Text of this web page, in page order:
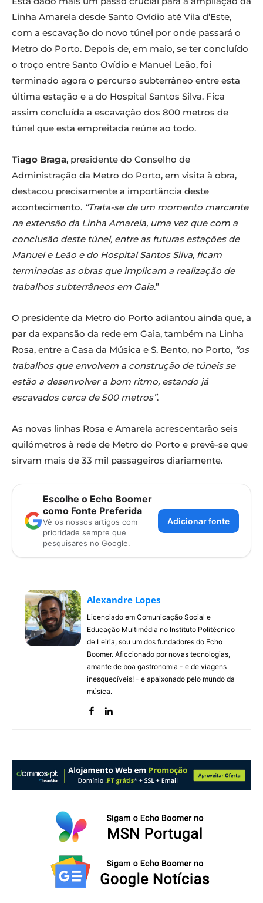
Linha Amarela desde Santo Ovídio até Vila d’Este,
com a escavação do novo túnel por onde passará o
Metro do Porto. Depois de, em maio, se ter concluído
o troço entre Santo Ovídio e Manuel Leão, foi
terminado agora o percurso subterrâneo entre esta
última estação e a do Hospital Santos Silva. Fica
assim concluída a escavação dos 800 metros de
túnel que esta empreitada reúne ao todo.
Tiago Braga, presidente do Conselho de
Administração da Metro do Porto, em visita à obra,
destacou precisamente a importância deste
acontecimento. “Trata-se de um momento marcante
na extensão da Linha Amarela, uma vez que com a
conclusão deste túnel, entre as futuras estações de
Manuel e Leão e do Hospital Santos Silva, ficam
terminadas as obras que implicam a realização de
trabalhos subterrâneos em Gaia.”
O presidente da Metro do Porto adiantou ainda que, a
par da expansão da rede em Gaia, também na Linha
Rosa, entre a Casa da Música e S. Bento, no Porto, “os
trabalhos que envolvem a construção de túneis se
estão a desenvolver a bom ritmo, estando já
escavados cerca de 500 metros”.
As novas linhas Rosa e Amarela acrescentarão seis
quilómetros à rede de Metro do Porto e prevê-se que
sirvam mais de 33 mil passageiros diariamente.
Escolhe o Echo Boomer
como Fonte Preferida
Vê os nossos artigos com
prioridade sempre que
pesquisares no Google.
Adicionar fonte
Alexandre Lopes
Licenciado em Comunicação Social e
Educação Multimédia no Instituto Politécnico
de Leiria, sou um dos fundadores do Echo
Boomer. Aficcionado por novas tecnologias,
amante de boa gastronomia - e de viagens
inesquecíveis! - e apaixonado pelo mundo da
música.